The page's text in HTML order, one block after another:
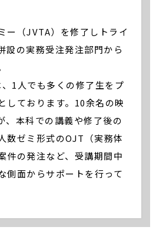
ー（JVTA）を修了しトライ
設の実務受注発注部門から
1人でも多くの修了生をプ
しております。10余名の映
、本科での講義や修了後の
数ゼミ形式のOJT（実務体
件の発注など、受講期間中
側面からサポートを行って